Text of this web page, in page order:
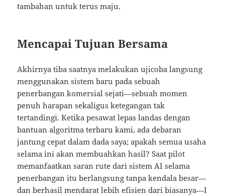
tambahan untuk terus maju.
Mencapai Tujuan Bersama
Akhirnya tiba saatnya melakukan ujicoba langsung
menggunakan sistem baru pada sebuah
penerbangan komersial sejati—sebuah momen
penuh harapan sekaligus ketegangan tak
tertandingi. Ketika pesawat lepas landas dengan
bantuan algoritma terbaru kami, ada debaran
jantung cepat dalam dada saya; apakah semua usaha
selama ini akan membuahkan hasil? Saat pilot
memanfaatkan saran rute dari sistem AI selama
penerbangan itu berlangsung tanpa kendala besar—
dan berhasil mendarat lebih efisien dari biasanya—I